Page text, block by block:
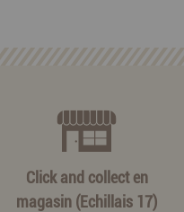
Click and collect en
magasin (Echillais 17)